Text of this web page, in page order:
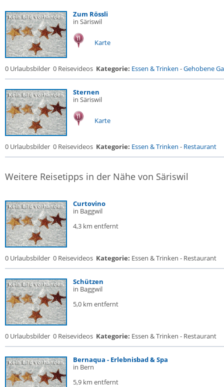
Zum Rössli
in Säriswil
Karte
0 Urlaubsbilder 0 Reisevideos Kategorie: Essen & Trinken -Gehobene
Sternen
in Säriswil
Karte
0 Urlaubsbilder 0 Reisevideos Kategorie: Essen & Trinken - Restaurant
Weitere Reisetipps in der Nähe von Säriswil
Curtovino
in Baggwil
4,3 km entfernt
0 Urlaubsbilder 0 Reisevideos Kategorie: Essen & Trinken - Restaurant
Schützen
in Baggwil
5,0 km entfernt
0 Urlaubsbilder 0 Reisevideos Kategorie: Essen & Trinken - Restaurant
Bernaqua - Erlebnisbad & Spa
in Bern
5,9 km entfernt